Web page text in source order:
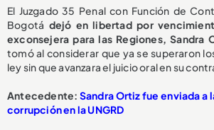
El Juzgado 35 Penal con Función de
Bogotá dejó en libertad por
exconsejera para las Regiones, Sandra
tomó al considerar que ya se superaron
ley sin que avanzara el juicio oral en su
Antecedente: Sandra Ortiz fue enviada a
corrupción en la UNGRD